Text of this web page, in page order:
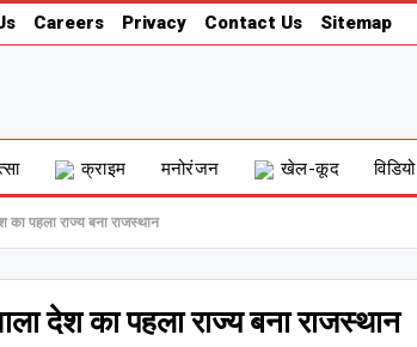
Careers Privacy Contact Us Sitemap
क्राइम मनोरंजन खेल-कूद विडियो
का पहला राज्य बना राजस्थान
देश का पहला राज्य बना राजस्थान